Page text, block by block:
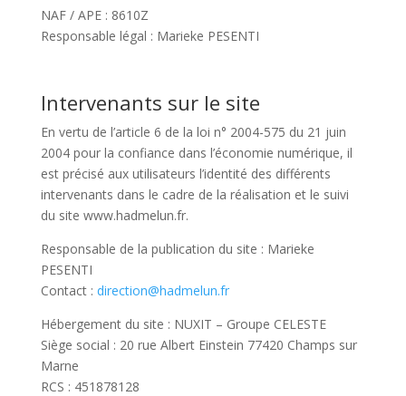
NAF / APE : 8610Z
Responsable légal : Marieke PESENTI
Intervenants sur le site
En vertu de l’article 6 de la loi n° 2004-575 du 21 juin
2004 pour la confiance dans l’économie numérique, il
est précisé aux utilisateurs l’identité des différents
intervenants dans le cadre de la réalisation et le suivi
du site www.hadmelun.fr.
Responsable de la publication du site : Marieke
PESENTI
Contact : direction@hadmelun.fr
Hébergement du site : NUXIT – Groupe CELESTE
Siège social : 20 rue Albert Einstein 77420 Champs sur
Marne
RCS : 451878128